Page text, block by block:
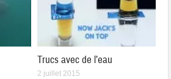
Trucs avec de l’eau
2 juillet 2015